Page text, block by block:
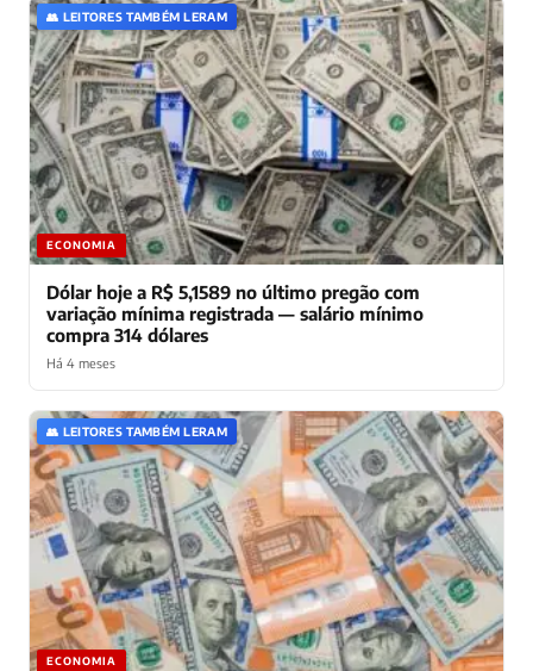
👥 LEITORES TAMBÉM LERAM
ECONOMIA
Dólar hoje a R$ 5,1589 no último pregão com
variação mínima registrada — salário mínimo
compra 314 dólares
Há 4 meses
👥 LEITORES TAMBÉM LERAM
ECONOMIA